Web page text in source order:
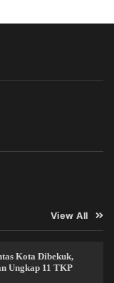
View All
Kota Dibekuk,
Ungkap 11 TKP